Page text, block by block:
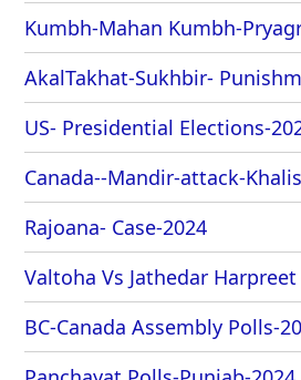
Kumbh-Mahan Kumbh-
AkalTakhat-Sukhbir-
US- Presidential Elections-
Canada--Mandir-attack-
Rajoana- Case-2024
Valtoha Vs Jathedar
BC-Canada Assembly Polls-